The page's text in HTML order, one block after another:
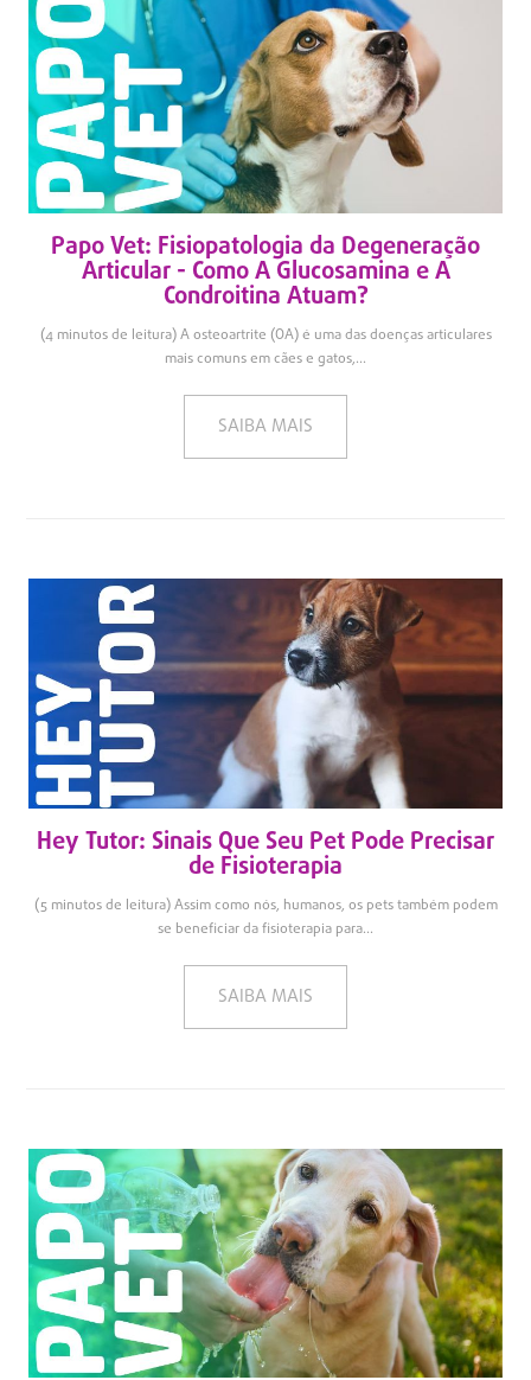
Papo Vet: Fisiopatologia da Degeneração
Articular - Como A Glucosamina e A
Condroitina Atuam?
(4 minutos de leitura) A osteoartrite (OA) é uma das doenças articulares
mais comuns em cães e gatos,...
SAIBA MAIS
Hey Tutor: Sinais Que Seu Pet Pode Precisar
de Fisioterapia
(5 minutos de leitura) Assim como nós, humanos, os pets também podem
se beneficiar da fisioterapia para...
SAIBA MAIS